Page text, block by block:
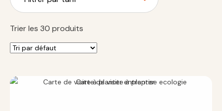
Trier les 30 produits